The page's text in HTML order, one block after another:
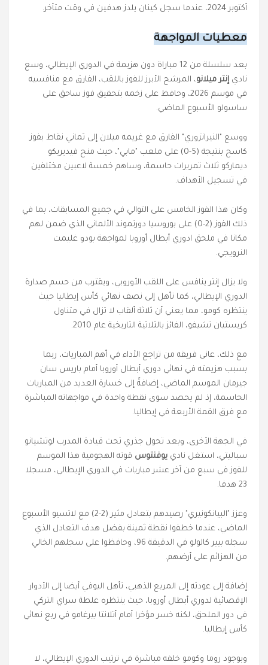
أكتوبر 2024، عندما سجل كينان يلدز هدفين في وقت متأخر.
معطيات المواجهة
بعد سلسلة من 12 مباراة دون هزيمة في الدوري الإيطالي، وسع
نادي إنتر ميلانو، المرشح الأبرز للفوز باللقب، الفارق مع منافسيه
في موسم 2026، وحافظ على زخمه بتحقيق فوز ساحق على
ساسولو الأسبوع الماضي.
ووسع "النيراتزوري" الفارق مع غريمه ميلان إلى ثماني نقاط بفوز
كاسح بنتيجة (5-0) على ملعب "مابي"، حيث منح فيديريكو
ديماركو ثلاث تمريرات حاسمة، وساهم خمسة لاعبين مختلفين
في تسجيل الأهداف.
وكان هذا الفوز الخامس على التوالي في جميع المسابقات، بما في
ذلك الفوز (2-0) على بوروسيا دورتموند الألماني الذي ضمن لهم
مكانا في ملحق ادوري أبطال أوروبا لمواجهة بودو غليمت
النرويجي.
ولا يزال إنتر ينافس على اللقب الأوروبي، ويقترب من حسم صدارة
الدوري الإيطالي، كما تأهل إلى نصف نهائي كأس إيطاليا حيث
ينتظره كومو، مما يعني أن ثلاثة ألقاب لا تزال في متناول
كريستيان تشيفو، الفائز بالثلاثية التاريخية عام 2010.
مع ذلك، عانى فريقه من تراجع الأداء في أهم المباريات، ربما
بسبب هزيمته في نهائي دوري أبطال أوروبا أمام باريس سان
جيرمان الموسم الماضي، إضافةً إلى خسارة العديد من المباريات
الحاسمة، إذ لم يحصد سوى نقطة واحدة في مواجهاته المباشرة
مع فرق القمة الأربعة في إيطاليا.
في الجهة الأخرى، وبعد تحول جذري تحت قيادة المدرب لوتشيانو
سباليتي، استغل نادي يوفنتوس قوته الهجومية هذا الموسم
للفوز في سبع من آخر عشر مباريات في الدوري الإيطالي، مسجلا
23 هدفا.
وعزز "البيانكونيري" رصيدهم بتعادل مثير (2-2) مع لاتسيو الأسبوع
الماضي، عندما خطفوا نقطة ثمينة بفضل هدف التعادل الذي
سجله بيير كالولو في الدقيقة 96، وحافظوا على سجلهم الخالي
من الهزائم على أرضهم.
إضافة إلى عودته إلى المربع الذهبي، تأهل اليوفي أيضا إلى الأدوار
الإقصائية لدوري أبطال أوروبا، حيث ينتظره غلطة سراي التركي
في دور الملحق، لكنه خسر مؤخرا أمام أتلانتا بيرغامو في ربع نهائي
كأس إيطاليا.
وبوجود روما وكومو خلفه مباشرة في ترتيب الدوري الإيطالي، لا